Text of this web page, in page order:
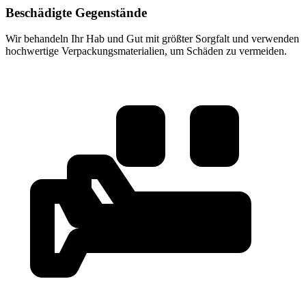
Beschädigte Gegenstände
Wir behandeln Ihr Hab und Gut mit größter Sorgfalt und verwenden
hochwertige Verpackungsmaterialien, um Schäden zu vermeiden.